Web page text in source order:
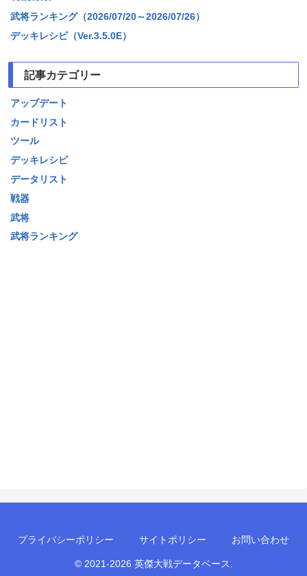
武将ランキング（2026/07/20～2026/07/26）
デッキレシピ（Ver.3.5.0E）
記事カテゴリー
アップデート
カードリスト
ツール
デッキレシピ
データリスト
戦器
武将
武将ランキング
プライバシーポリシー サイトポリシー お問い合わせ
© 2021-2026 英傑大戦データベース.